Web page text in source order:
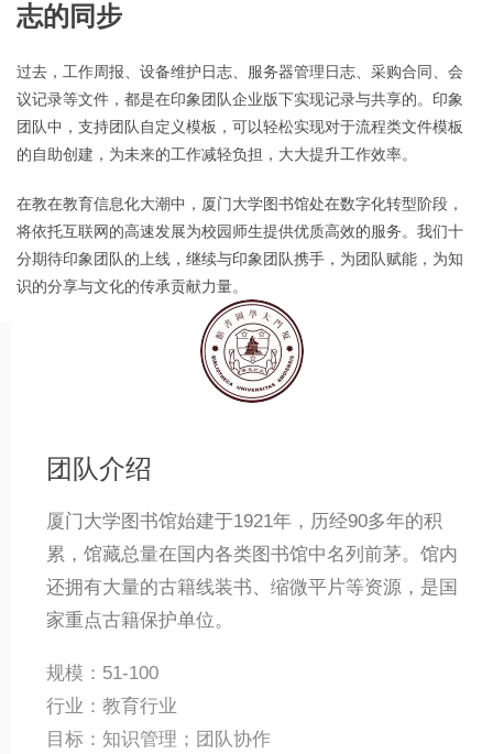
志的同步
过去，工作周报、设备维护日志、服务器管理日志、采购合同、会
议记录等文件，都是在印象团队企业版下实现记录与共享的。印象
团队中，支持团队自定义模板，可以轻松实现对于流程类文件模板
的自助创建，为未来的工作减轻负担，大大提升工作效率。
在教在教育信息化大潮中，厦门大学图书馆处在数字化转型阶段，
将依托互联网的高速发展为校园师生提供优质高效的服务。我们十
分期待印象团队的上线，继续与印象团队携手，为团队赋能，为知
识的分享与文化的传承贡献力量。
团队介绍
厦门大学图书馆始建于1921年，历经90多年的积
累，馆藏总量在国内各类图书馆中名列前茅。馆内
还拥有大量的古籍线装书、缩微平片等资源，是国
家重点古籍保护单位。
规模：51-100
行业：教育行业
目标：知识管理；团队协作